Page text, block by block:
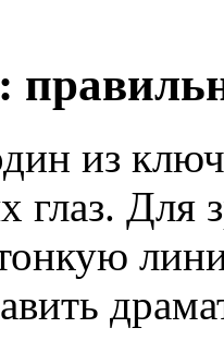
из
глаз. Для